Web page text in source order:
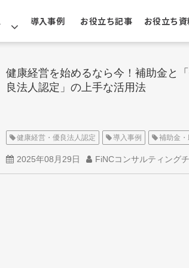
導入事例 お役立ち記事 お役立ち
健康経営を始めるなら今！補助金と
良法人認定」の上手な活用法
健康経営・優良法人認定 導入事例 補助金
2025年08月29日 FiNCコンサルティング